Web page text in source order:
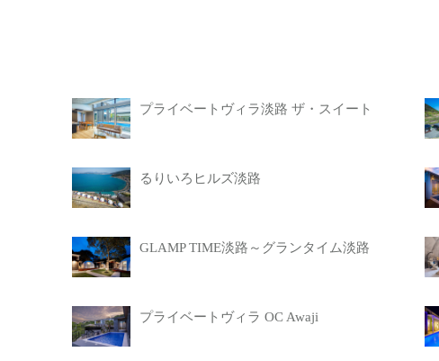
プライベートヴィラ淡路 ザ・スイート
るりいろヒルズ淡路
GLAMP TIME淡路～グランタイム淡路
プライベートヴィラ OC Awaji